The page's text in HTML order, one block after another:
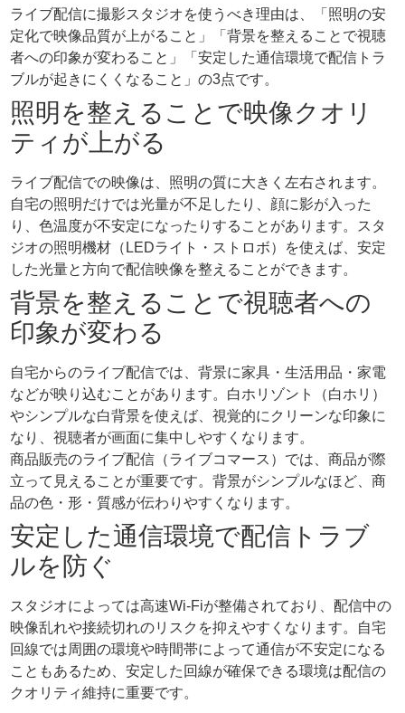
ライブ配信に撮影スタジオを使うべき理由は、「照明の安
定化で映像品質が上がること」「背景を整えることで視聴
者への印象が変わること」「安定した通信環境で配信トラ
ブルが起きにくくなること」の3点です。
照明を整えることで映像クオリ
ティが上がる
ライブ配信での映像は、照明の質に大きく左右されます。
自宅の照明だけでは光量が不足したり、顔に影が入った
り、色温度が不安定になったりすることがあります。スタ
ジオの照明機材（LEDライト・ストロボ）を使えば、安定
した光量と方向で配信映像を整えることができます。
背景を整えることで視聴者への
印象が変わる
自宅からのライブ配信では、背景に家具・生活用品・家電
などが映り込むことがあります。白ホリゾント（白ホリ）
やシンプルな白背景を使えば、視覚的にクリーンな印象に
なり、視聴者が画面に集中しやすくなります。
商品販売のライブ配信（ライブコマース）では、商品が際
立って見えることが重要です。背景がシンプルなほど、商
品の色・形・質感が伝わりやすくなります。
安定した通信環境で配信トラブ
ルを防ぐ
スタジオによっては高速Wi-Fiが整備されており、配信中の
映像乱れや接続切れのリスクを抑えやすくなります。自宅
回線では周囲の環境や時間帯によって通信が不安定になる
こともあるため、安定した回線が確保できる環境は配信の
クオリティ維持に重要です。